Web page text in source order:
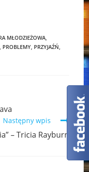
MŁODZIEŻOWA
PROBLEMY PRZYJAŹŃ
Następny wpis
– Tricia Rayburn